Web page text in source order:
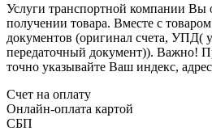
Услуги транспортной компании Вы
получении товара. Вместе с
документов (оригинал счета, УПД(
передаточный документ)). Важно!
точно указывайте Ваш индекс,
Счет на оплату
Онлайн-оплата картой
СБП